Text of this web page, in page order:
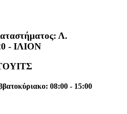
Λ.
- ΙΛΙΟΝ
08:00 - 15:00